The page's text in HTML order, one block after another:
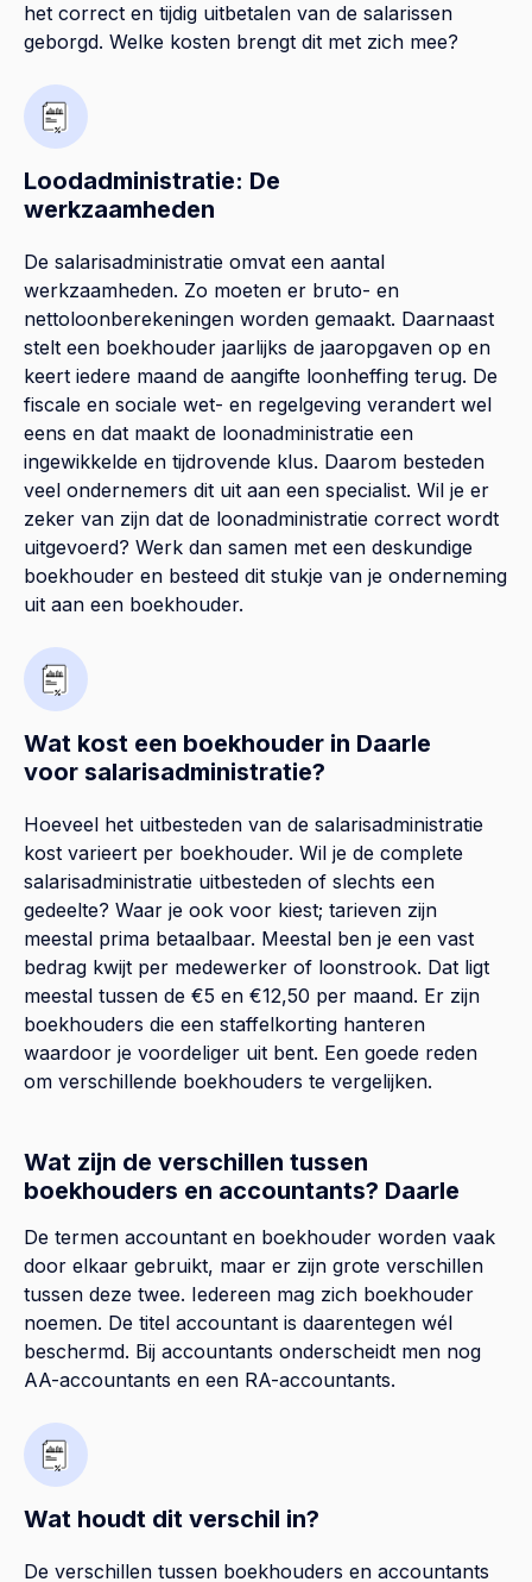
het correct en tijdig uitbetalen van de salarissen
geborgd. Welke kosten brengt dit met zich mee?
Loodadministratie: De
werkzaamheden
De salarisadministratie omvat een aantal
werkzaamheden. Zo moeten er bruto- en
nettoloonberekeningen worden gemaakt. Daarnaast
stelt een boekhouder jaarlijks de jaaropgaven op en
keert iedere maand de aangifte loonheffing terug. De
fiscale en sociale wet- en regelgeving verandert wel
eens en dat maakt de loonadministratie een
ingewikkelde en tijdrovende klus. Daarom besteden
veel ondernemers dit uit aan een specialist. Wil je er
zeker van zijn dat de loonadministratie correct wordt
uitgevoerd? Werk dan samen met een deskundige
boekhouder en besteed dit stukje van je onderneming
uit aan een boekhouder.
Wat kost een boekhouder in Daarle
voor salarisadministratie?
Hoeveel het uitbesteden van de salarisadministratie
kost varieert per boekhouder. Wil je de complete
salarisadministratie uitbesteden of slechts een
gedeelte? Waar je ook voor kiest; tarieven zijn
meestal prima betaalbaar. Meestal ben je een vast
bedrag kwijt per medewerker of loonstrook. Dat ligt
meestal tussen de €5 en €12,50 per maand. Er zijn
boekhouders die een staffelkorting hanteren
waardoor je voordeliger uit bent. Een goede reden
om verschillende boekhouders te vergelijken.
Wat zijn de verschillen tussen
boekhouders en accountants? Daarle
De termen accountant en boekhouder worden vaak
door elkaar gebruikt, maar er zijn grote verschillen
tussen deze twee. Iedereen mag zich boekhouder
noemen. De titel accountant is daarentegen wél
beschermd. Bij accountants onderscheidt men nog
AA-accountants en een RA-accountants.
Wat houdt dit verschil in?
De verschillen tussen boekhouders en accountants